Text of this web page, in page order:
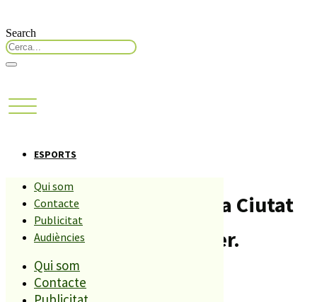
Search
Qui som
Contacte
Publicitat
Audiències
Qui som
Contacte
ESPORTS
Blanes estrenarà la seva Ciutat
Esportiva el 20 de febrer.
Compartiu aquesta història